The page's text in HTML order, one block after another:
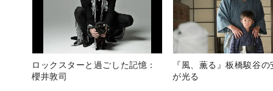
ロックスターと過ごした記憶：
櫻井敦司
『風、薫る』板橋駿谷
が光る